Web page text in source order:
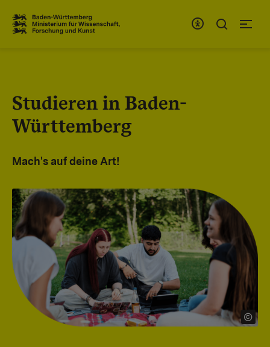
Studieren in Baden-
Württemberg
Mach's auf deine Art!